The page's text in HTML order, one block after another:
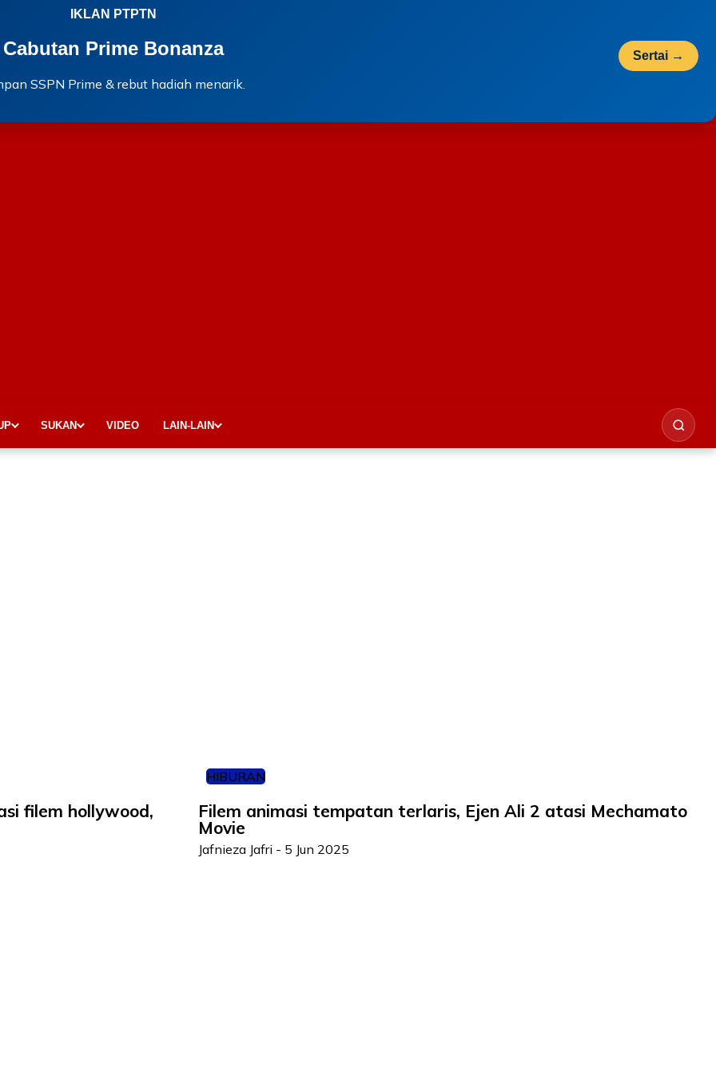
IKLAN PTPTN
Cabutan Prime Bonanza
SSPN Prime & rebut hadiah menarik.
Sertai →
SUKAN VIDEO LAIN-LAIN
filem hollywood,
HIBURAN
Filem animasi tempatan terlaris, Ejen Ali 2 atasi Mechamato
Movie
Jafnieza Jafri - 5 Jun 2025